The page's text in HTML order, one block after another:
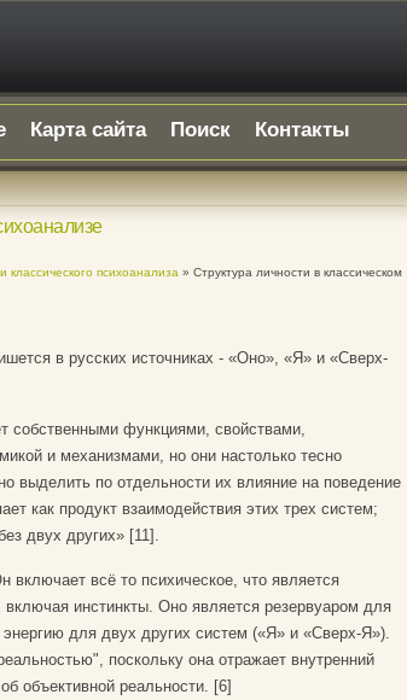
Карта сайта Поиск Контакты
классического психоанализа » Структура личности в классическом
в русских источниках - «Оно», «Я» и «Сверх-
собственными функциями, свойствами,
и механизмами, но они настолько тесно
выделить по отдельности их влияние на поведение
как продукт взаимодействия этих трех систем;
двух других» [11].
всё то психическое, что является
инстинкты. Оно является резервуаром для
энергию для двух других систем («Я» и «Сверх-Я»).
поскольку она отражает внутренний
объективной реальности. [6]